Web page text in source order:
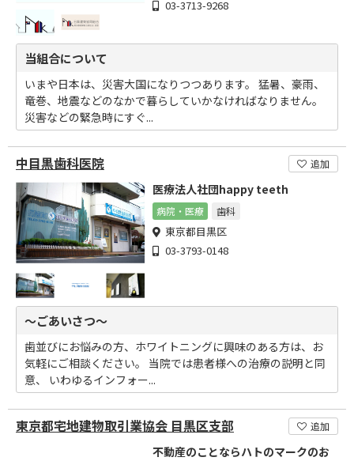
03-3713-9268
当組合について
いまや日本は、災害大国になりつつあります。 猛暑、豪雨、
竜巻、地震などのなかで暮らしていかなければなりません。
災害などの緊急時にすぐ...
中目黒歯科医院 追加
医療法人社団happy teeth
病院・医療 歯科
東京都目黒区
03-3793-0148
～ごあいさつ～
歯並びにお悩みの方、ホワイトニングに興味のある方は、お
気軽にご相談ください。 当院では患者様への治療の説明と同
意、 いわゆるインフォー...
東京都宅地建物取引業協会 目黒区支部 追加
不動産のことならハトのマークのお